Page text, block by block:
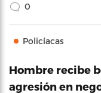
0
Policíacas
Hombre recibe
agresión en